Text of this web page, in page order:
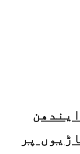
پر